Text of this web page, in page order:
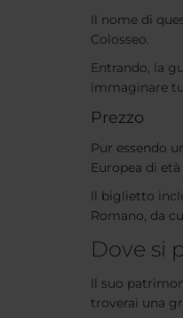
Il nome di
Colosseo.
Entrando, la
immaginare
Prezzo
Pur essendo
Europea di
Il biglietto
Romano, da
Dove si
Il suo
troverai una